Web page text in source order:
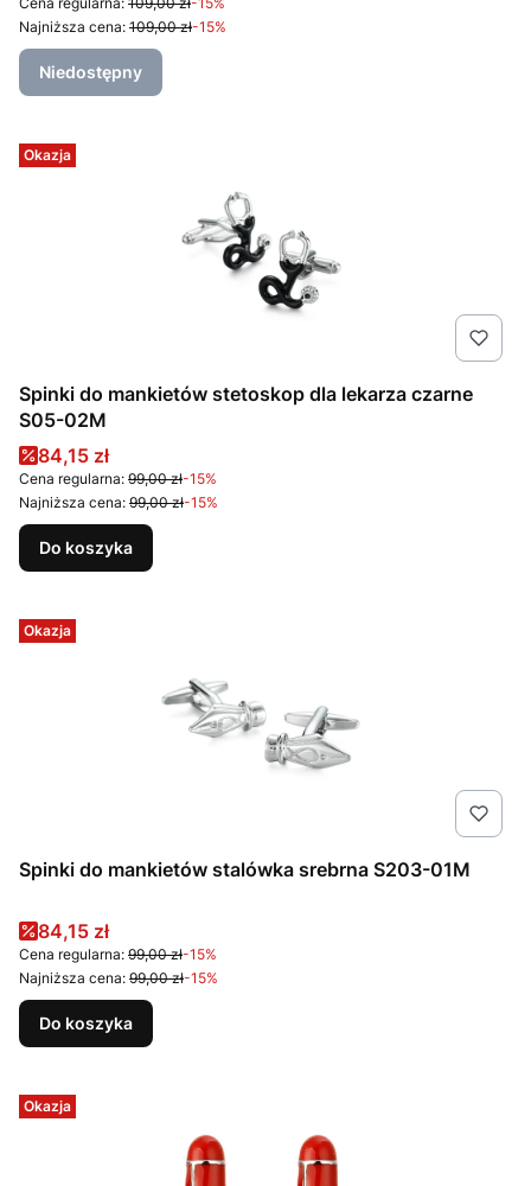
Najniższa cena: 109,00 zł-15%
Niedostępny
Okazja
Spinki do mankietów stetoskop dla lekarza czarne
S05-02M
Cena promocyjna
84,15 zł
Cena regularna: 99,00 zł-15%
Najniższa cena: 99,00 zł-15%
Do koszyka
Okazja
Spinki do mankietów stalówka srebrna S203-01M
Cena promocyjna
84,15 zł
Cena regularna: 99,00 zł-15%
Najniższa cena: 99,00 zł-15%
Do koszyka
Okazja